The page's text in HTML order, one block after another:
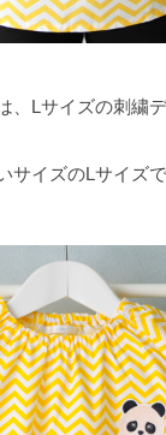
、Lサイズの刺繍
サイズのLサイズ